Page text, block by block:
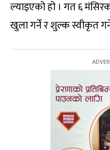
ल्याइएको हो । गत ६
खुला गर्ने र शुल्क स्वीकृत